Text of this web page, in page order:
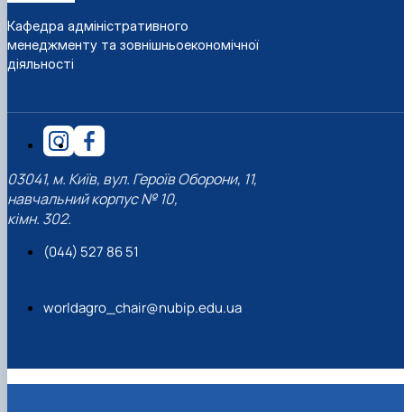
Кафедра адміністративного
менеджменту та зовнішньоекономічної
діяльності
03041, м. Київ, вул. Героїв Оборони, 11,
навчальний корпус № 10,
кімн. 302.
(044) 527 86 51
worldagro_chair@nubip.edu.ua